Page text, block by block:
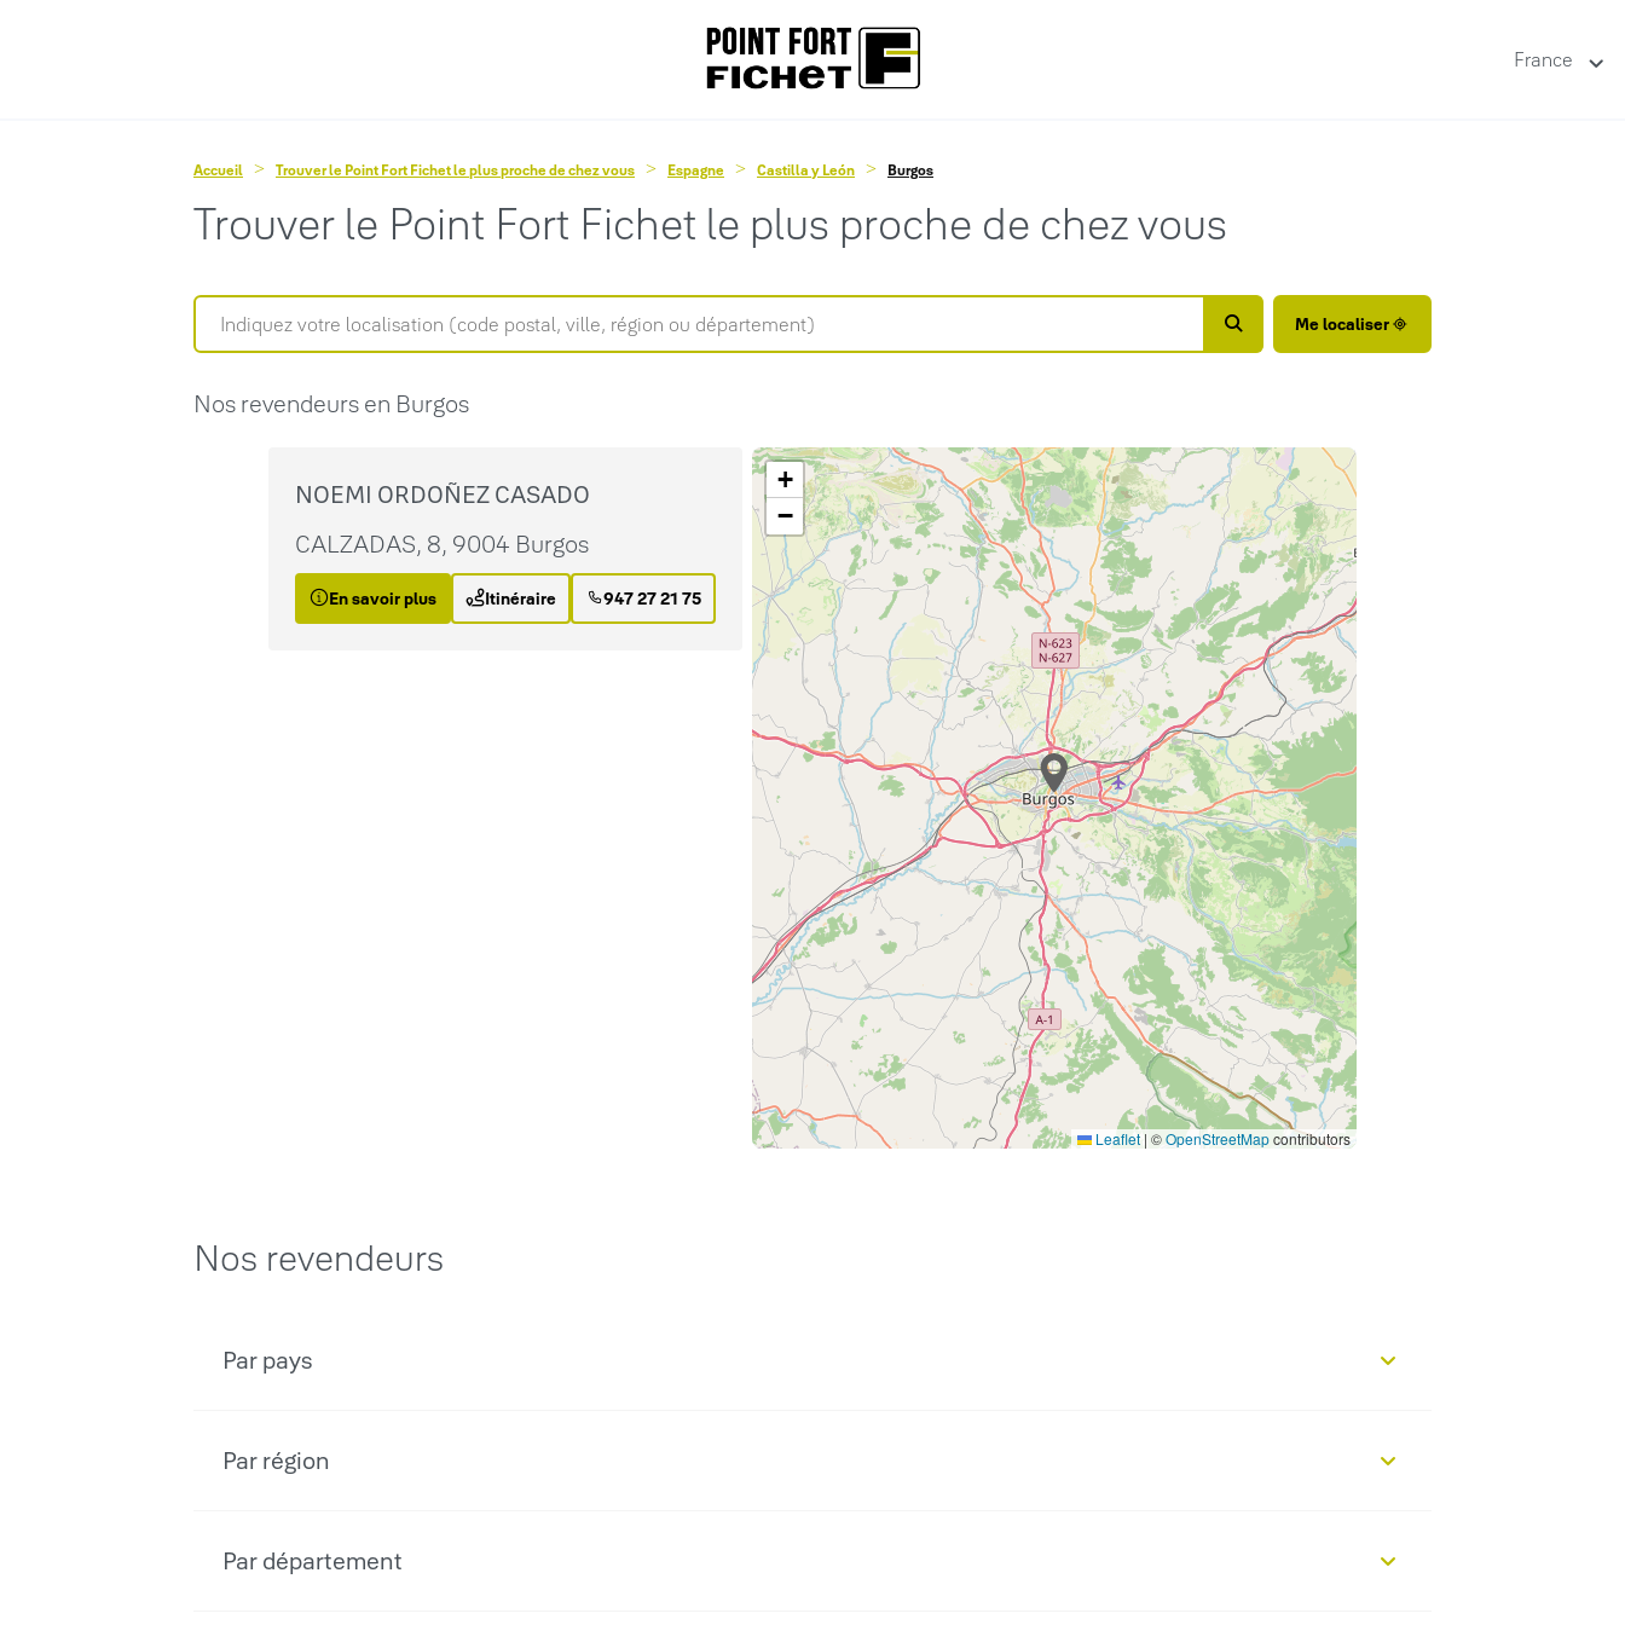
France
Accueil Trouver le Point Fort Fichet le plus proche de chez vous Espagne Castilla y León Burgos
Trouver le Point Fort Fichet le plus proche de chez vous
Me localiser
Nos revendeurs en Burgos
NOEMI ORDOÑEZ CASADO
CALZADAS, 8, 9004 Burgos
En savoir plus Itinéraire 947 27 21 75
+
−
Leaflet | ©OpenStreetMapcontributors
Nos revendeurs
Par pays
Par région
Par département